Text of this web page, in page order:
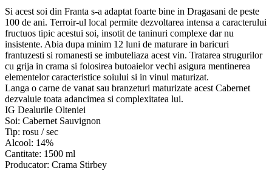
Si acest soi din Franta s-a adaptat foarte bine in Dragasani de peste
100 de ani. Terroir-ul local permite dezvoltarea intensa a caracterului
fructuos tipic acestui soi, insotit de taninuri complexe dar nu
insistente. Abia dupa minim 12 luni de maturare in baricuri
frantuzesti si romanesti se imbuteliaza acest vin. Tratarea strugurilor
cu grija in crama si folosirea butoaielor vechi asigura mentinerea
elementelor caracteristice soiului si in vinul maturizat.
Langa o carne de vanat sau branzeturi maturizate acest Cabernet
dezvaluie toata adancimea si complexitatea lui.
IG Dealurile Olteniei
Soi: Cabernet Sauvignon
Tip: rosu / sec
Alcool: 14%
Cantitate: 1500 ml
Producator: Crama Stirbey